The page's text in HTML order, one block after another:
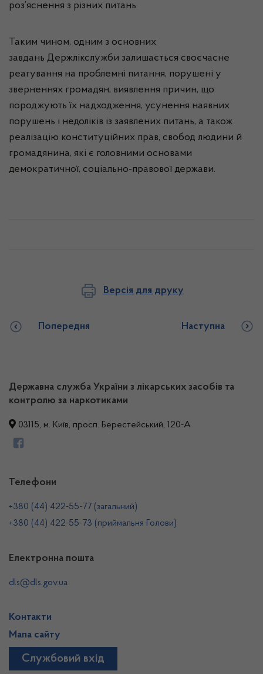
роз’яснення з різних питань.
Таким чином, одним з основних
завдань Держлікслужби залишається своєчасне
реагування на проблемні питання, порушені у
зверненнях громадян, виявлення причин, що
породжують їх надходження, усунення наявних
порушень і недоліків із заявлених питань, а також
реалізацію конституційних прав, свобод людини й
громадянина, які є головними основами
демократичної, соціально-правової держави.
Версія для друку
Попередня Наступна
Державна служба України з лікарських засобів та
контролю за наркотиками
03115, м. Київ, просп. Берестейський, 120-А
Телефони
+380 (44) 422-55-77 (загальний)
+380 (44) 422-55-73 (приймальня Голови)
Електронна пошта
dls@dls.gov.ua
Контакти
Мапа сайту
Службовий вхід